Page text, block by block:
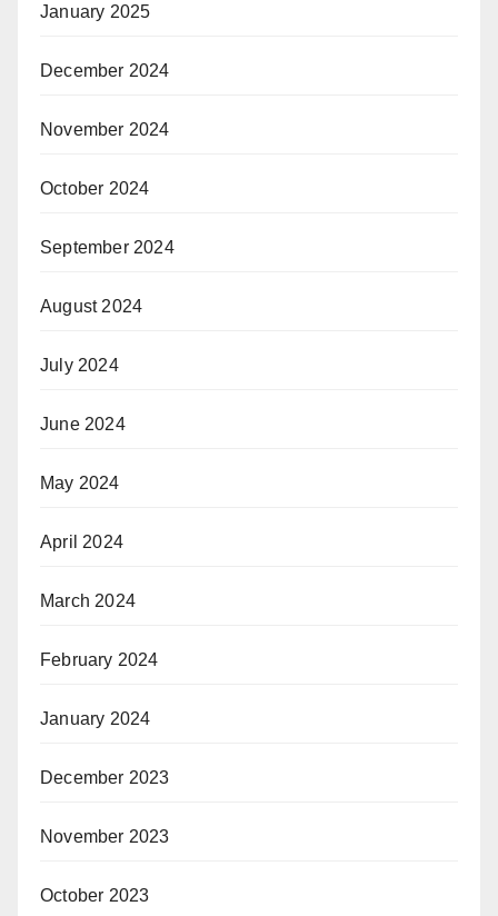
January 2025
December 2024
November 2024
October 2024
September 2024
August 2024
July 2024
June 2024
May 2024
April 2024
March 2024
February 2024
January 2024
December 2023
November 2023
October 2023